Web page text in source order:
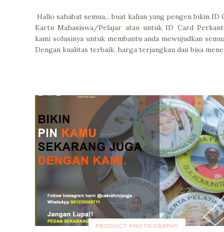
Hallo sahabat semua,.. buat kalian yang pengen bikin ID
Kartu Mahasiswa/Pelajar atau untuk ID Card
kami solusinya untuk membantu anda mewujudkan
Dengan kualitas terbaik, harga terjangkau dan bisa
PRODUCT PHOTOGRAPHY